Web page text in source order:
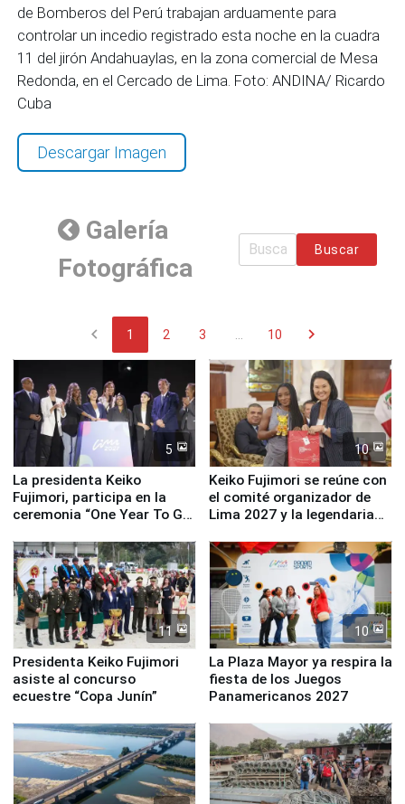
de Bomberos del Perú trabajan arduamente para
controlar un incedio registrado esta noche en la cuadra
11 del jirón Andahuaylas, en la zona comercial de Mesa
Redonda, en el Cercado de Lima. Foto: ANDINA/ Ricardo
Cuba
Descargar Imagen
Galería
Fotográfica
Buscar
chevron_left 1 2 3 10 chevron_right
5
La presidenta Keiko
Fujimori, participa en la
ceremonia “One Year To Go
10
Keiko Fujimori se reúne con
el comité organizador de
Lima 2027 y la legendaria
11
Presidenta Keiko Fujimori
asiste al concurso
ecuestre “Copa Junín”
10
La Plaza Mayor ya respira la
fiesta de los Juegos
Panamericanos 2027